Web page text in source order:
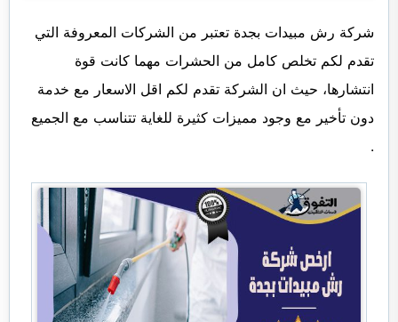
شركة رش مبيدات بجدة تعتبر من الشركات المعروفة التي
تقدم لكم تخلص كامل من الحشرات مهما كانت قوة
انتشارها، حيث ان الشركة تقدم لكم اقل الاسعار مع خدمة
دون تأخير مع وجود مميزات كثيرة للغاية تتناسب مع الجميع
.